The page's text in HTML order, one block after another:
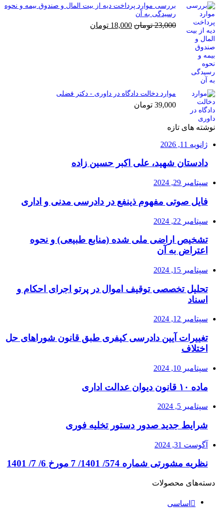
بررسی موارد پرداخت دیه از بیت المال و صندوق بیمه و نحوه
رسیدگی به آن
23,000 تومان قیمت
18,000 تومان
موارد دخالت دادگاه در داوری - دکتر فضلی
39,000 تومان
نوشته های تازه
ژانویه 11, 2026
دادستان شهید، علی اکبر حسین زاده
سپتامبر 29, 2024
فایل صوتی مفهوم ذینفع در دادرسی مدنی و اداری
سپتامبر 22, 2024
تشخیص اراضی ملی شده (منابع طبیعی) و نحوه
اعتراض به آن
سپتامبر 15, 2024
تحلیل تخصصی توقیف اموال در پرتو اجرای احکام و
اسناد
سپتامبر 12, 2024
تغییرات آیین دادرسی کیفری طبق قانون شوراهای حل
اختلاف
سپتامبر 10, 2024
ماده ۱۰ قانون دیوان عدالت اداری
سپتامبر 5, 2024
شرایط جدید صدور دستور تخلیه فوری
آگوست 31, 2024
نظریه مشورتی شماره 574/ 1401/ 7 مورخ 6/ 7/ 1401
دسته‌های محصولات
اساسی